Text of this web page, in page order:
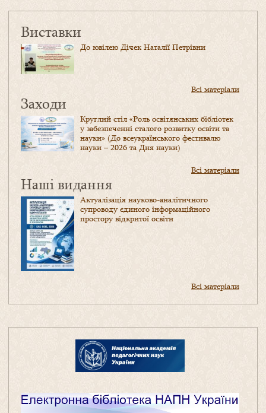
Виставки
До ювілею Дічек Наталії Петрівни
Всі матеріали
Заходи
Круглий стіл «Роль освітянських бібліотек
у забезпеченні сталого розвитку освіти та
науки» (До всеукраїнського фестивалю
науки – 2026 та Дня науки)
Всі матеріали
Наші видання
Актуалізація науково-аналітичного
супроводу єдиного інформаційного
простору відкритої освіти
Всі матеріали